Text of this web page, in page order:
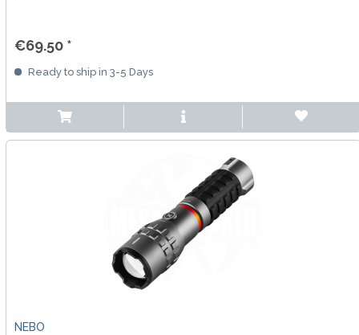
€69.50 *
Ready to ship in 3-5 Days
NEBO